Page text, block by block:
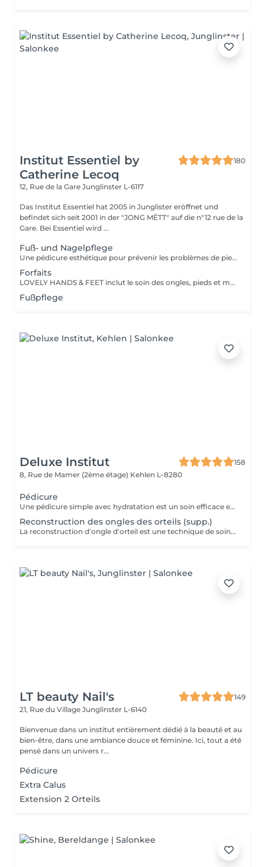
Institut Essentiel by
Catherine Lecoq
180
12, Rue de la Gare Junglinster L-6117
Das Institut Essentiel hat 2005 in Junglister eröffnet und
befindet sich seit 2001 in der "JONG MËTT" auf die n°12 rue de la
Gare. Bei Essentiel wird ...
Fuß- und Nagelpflege
Une pédicure esthétique pour prévenir les problèmes de pieds et d'ongles. Soin complet de la peau et des ongles.
Forfaits
LOVELY HANDS & FEET inclut le soin des ongles, pieds et mains, le retrait et soin des callosités, un gommage, un masque à la paraffine et une finition hydratante. La pose vernis base ou couleur est incluse. L'ESSENTIEL inclut le soin des ongles, pieds et mains personnalisé, suivant les besoins individuels.
Fußpflege
Deluxe Institut
158
8, Rue de Mamer (2ème étage) Kehlen L-8280
Pédicure
Une pédicure simple avec hydratation est un soin efficace et rapide pour garder vos pieds en bonne santé et hydratés, tout en améliorant leur apparence. Ce soin est parfait pour ceux qui souhaitent entretenir leurs pieds sans avoir besoin d'un bain de pieds. Étapes de la Pédicure Complète "Brésilienne" avec Bains de Pieds : Bain de pieds chaud relaxant, les ongles sont soigneusement coupés, limés et nettoyés. Un polissage peut être effectué pour donner un aspect naturel et brillant à l'ongle. Eliminer les cellules mortes qui s'accumulent à la surface de la peau, ainsi que l'excès de peau qui peut apparaître à certains endroits (comme les cuticules des ongles, les talons ou les coudes). Une crème hydratante riche est appliquée sur l'ensemble des pieds pour nourrir et adoucir la peau. L'hydratation permet de prévenir les zones sèches et de garder les pieds doux et soyeux. Vernis simple ou pose semi-permanent (facultatif) pour tout les soins pedicure.
Reconstruction des ongles des orteils (supp.)
La reconstruction d'ongle d'orteil est une technique de soins esthétiques qui permet de réparer ou de reconstruire un ongle abîmé ou cassé. Grâce à des matériaux spécifiques, ce soin redonne forme à l'ongle et améliore l'apparence des pieds.
LT beauty Nail's
149
21, Rue du Village Junglinster L-6140
Bienvenue dans un institut entièrement dédié à la beauté et au
bien-être, dans une ambiance douce et féminine. Ici, tout a été
pensé dans un univers r...
Pédicure
Extra Calus
Extension 2 Orteils